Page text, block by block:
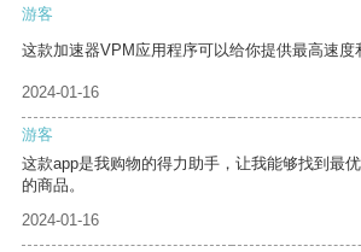
游客
这款加速器VPM应用程序可以给你提供最高速度
2024-01-16
游客
这款app是我购物的得力助手，让我能够找到最
的商品。
2024-01-16